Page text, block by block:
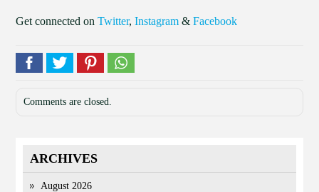
Get connected onTwitter,Instagram &Facebook
Comments are closed.
ARCHIVES
August 2026